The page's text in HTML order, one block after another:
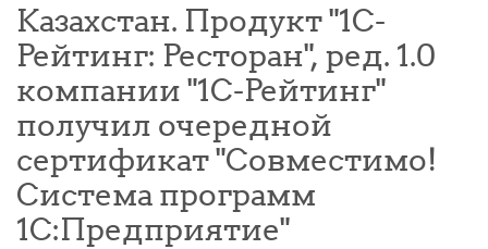
Казахстан. Продукт "1С-
Рейтинг: Ресторан", ред. 1.0
компании "1С-Рейтинг"
получил очередной
сертификат "Совместимо!
Система программ
1С:Предприятие"